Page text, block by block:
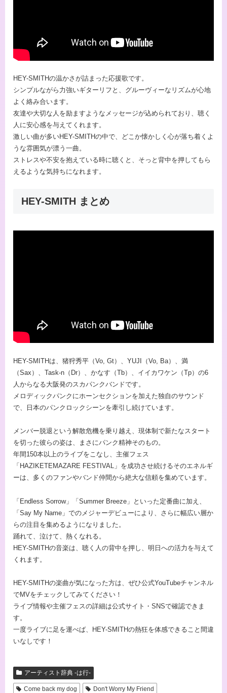
HEY-SMITHの温かさが詰まった応援歌です。
シンプルながら力強いギターリフと、グルーヴィーなリズムが心地
よく絡み合います。
友達や大切な人を励ますようなメッセージが込められており、聴く
人に安心感を与えてくれます。
激しい曲が多いHEY-SMITHの中で、どこか懐かしく心が落ち着くよ
うな雰囲気が漂う一曲。
ストレスや不安を抱えている時に聴くと、そっと背中を押してもら
えるような気持ちになれます。
HEY-SMITH まとめ
HEY-SMITHは、猪狩秀平（Vo, Gt）、YUJI（Vo, Ba）、満
（Sax）、Task-n（Dr）、かなす（Tb）、イイカワケン（Tp）の6
人からなる大阪発のスカパンクバンドです。
メロディックパンクにホーンセクションを加えた独自のサウンド
で、日本のパンクロックシーンを牽引し続けています。
メンバー脱退という解散危機を乗り越え、現体制で新たなスタート
を切った彼らの姿は、まさにパンク精神そのもの。
年間150本以上のライブをこなし、主催フェス
「HAZIKETEMAZARE FESTIVAL」を成功させ続けるそのエネルギ
ーは、多くのファンやバンド仲間から絶大な信頼を集めています。
「Endless Sorrow」「Summer Breeze」といった定番曲に加え、
「Say My Name」でのメジャーデビューにより、さらに幅広い層か
らの注目を集めるようになりました。
踊れて、泣けて、熱くなれる。
HEY-SMITHの音楽は、聴く人の背中を押し、明日への活力を与えて
くれます。
HEY-SMITHの楽曲が気になった方は、ぜひ公式YouTubeチャンネル
でMVをチェックしてみてください！
ライブ情報や主催フェスの詳細は公式サイト・SNSで確認できま
す。
一度ライブに足を運べば、HEY-SMITHの熱狂を体感できること間違
いなしです！
アーティスト辞典 -は行-
Come back my dog
Don't Worry My Friend